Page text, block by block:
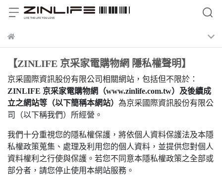
【ZINLIFE 京采家電購物網 隱私權聲明】
京采國際資訊股份有限公司相關網站，包括但不限於：
ZINLIFE 京采家電購物網（www.zinlife.com.tw）及後續成
立之網站等（以下簡稱本網站） 為京采國際資訊股份有限公
司（以下稱我們）所經營。
我們十分重視您的隱私權保護，將依個人資料保護法及本隱
私權政策蒐集、處理及利用您的個人資料，並提供您對個人
資料權利之行使與保護。若您不同意本隱私權政策之全部或
部分者，請您停止使用本網站服務。